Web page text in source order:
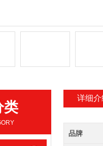
类
详细介
品牌